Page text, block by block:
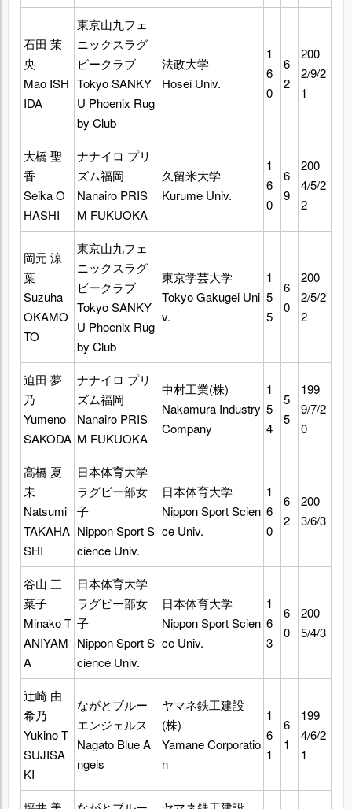
石田 茉
央
Mao ISH
IDA
東京山九フェ
ニックスラグ
ビークラブ
Tokyo SANKY
U Phoenix Rug
by Club
法政大学
Hosei Univ.
1
6
0
6
2
200
2/9/2
1
大橋 聖
香
Seika O
HASHI
ナナイロ プリ
ズム福岡
Nanairo PRIS
M FUKUOKA
久留米大学
Kurume Univ.
1
6
0
6
9
200
4/5/2
2
岡元 涼
葉
Suzuha
OKAMO
TO
東京山九フェ
ニックスラグ
ビークラブ
Tokyo SANKY
U Phoenix Rug
by Club
東京学芸大学
Tokyo Gakugei Uni
v.
1
5
5
6
0
200
2/5/2
2
迫田 夢
乃
Yumeno
SAKODA
ナナイロ プリ
ズム福岡
Nanairo PRIS
M FUKUOKA
中村工業(株)
Nakamura Industry
Company
1
5
4
5
5
199
9/7/2
0
高橋 夏
未
Natsumi
TAKAHA
SHI
日本体育大学
ラグビー部女
子
Nippon Sport S
cience Univ.
日本体育大学
Nippon Sport Scien
ce Univ.
1
6
0
6
2
200
3/6/3
谷山 三
菜子
Minako T
ANIYAM
A
日本体育大学
ラグビー部女
子
Nippon Sport S
cience Univ.
日本体育大学
Nippon Sport Scien
ce Univ.
1
6
3
6
0
200
5/4/3
辻崎 由
希乃
Yukino T
SUJISA
KI
ながとブルー
エンジェルス
Nagato Blue A
ngels
ヤマネ鉄工建設
(株)
Yamane Corporatio
n
1
6
1
6
1
199
4/6/2
1